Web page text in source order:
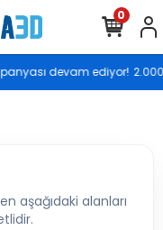
aynı gün
devam ediyor! 2.000
0
aşağıdaki alanları